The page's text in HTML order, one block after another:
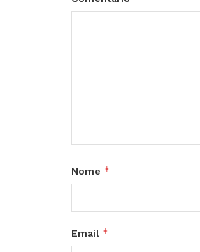
Nome *
Email *